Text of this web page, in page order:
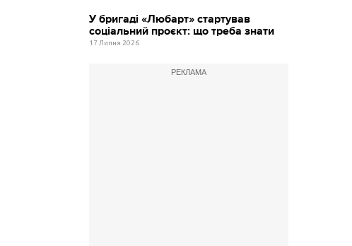
У бригаді «Любарт» стартував
соціальний проєкт: що треба знати
17 Липня 2026
РЕКЛАМА